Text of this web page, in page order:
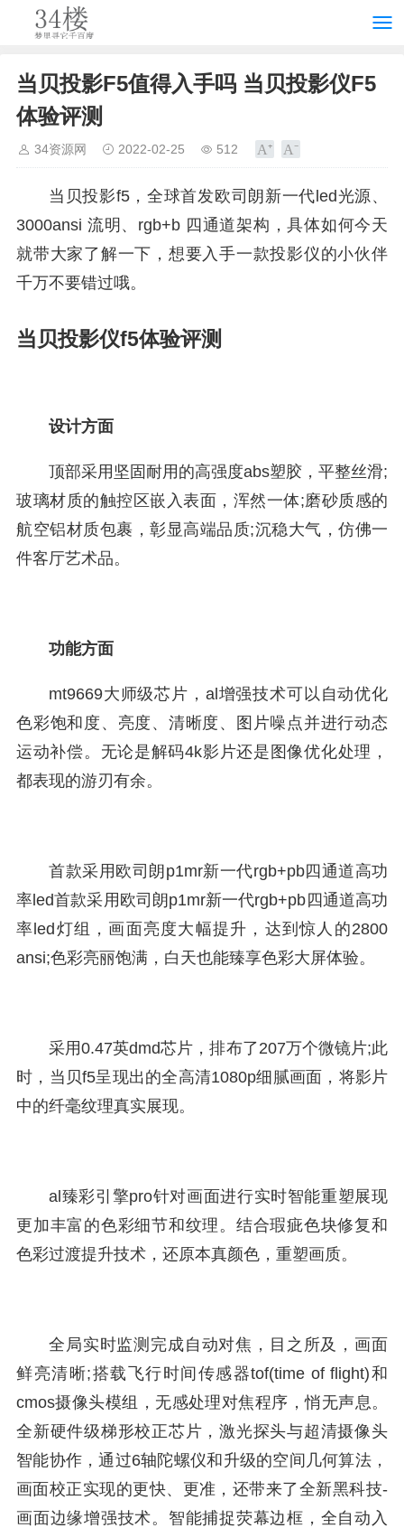
当贝投影F5值得入手吗 当贝投影仪F5
体验评测
34资源网 2022-02-25 512
当贝投影f5，全球首发欧司朗新一代led光源、
3000ansi 流明、rgb+b 四通道架构，具体如何今天
就带大家了解一下，想要入手一款投影仪的小伙伴
千万不要错过哦。
当贝投影仪f5体验评测
设计方面
顶部采用坚固耐用的高强度abs塑胶，平整丝滑;
玻璃材质的触控区嵌入表面，浑然一体;磨砂质感的
航空铝材质包裹，彰显高端品质;沉稳大气，仿佛一
件客厅艺术品。
功能方面
mt9669大师级芯片，al增强技术可以自动优化
色彩饱和度、亮度、清晰度、图片噪点并进行动态
运动补偿。无论是解码4k影片还是图像优化处理，
都表现的游刃有余。
首款采用欧司朗p1mr新一代rgb+pb四通道高功
率led首款采用欧司朗p1mr新一代rgb+pb四通道高功
率led灯组，画面亮度大幅提升，达到惊人的2800
ansi;色彩亮丽饱满，白天也能臻享色彩大屏体验。
采用0.47英dmd芯片，排布了207万个微镜片;此
时，当贝f5呈现出的全高清1080p细腻画面，将影片
中的纤毫纹理真实展现。
al臻彩引擎pro针对画面进行实时智能重塑展现
更加丰富的色彩细节和纹理。结合瑕疵色块修复和
色彩过渡提升技术，还原本真颜色，重塑画质。
全局实时监测完成自动对焦，目之所及，画面
鲜亮清晰;搭载飞行时间传感器tof(time of flight)和
cmos摄像头模组，无感处理对焦程序，悄无声息。
全新硬件级梯形校正芯片，激光探头与超清摄像头
智能协作，通过6轴陀螺仪和升级的空间几何算法，
画面校正实现的更快、更准，还带来了全新黑科技-
画面边缘增强技术。智能捕捉荧幕边框，全自动入